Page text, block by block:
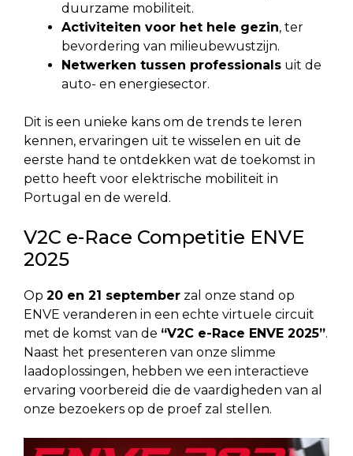
duurzame mobiliteit.
Activiteiten voor het hele gezin, ter
bevordering van milieubewustzijn.
Netwerken tussen professionals uit de
auto- en energiesector.
Dit is een unieke kans om de trends te leren
kennen, ervaringen uit te wisselen en uit de
eerste hand te ontdekken wat de toekomst in
petto heeft voor elektrische mobiliteit in
Portugal en de wereld.
V2C e-Race Competitie ENVE
2025
Op 20 en 21 september zal onze stand op
ENVE veranderen in een echte virtuele circuit
met de komst van de “V2C e-Race ENVE 2025”.
Naast het presenteren van onze slimme
laadoplossingen, hebben we een interactieve
ervaring voorbereid die de vaardigheden van al
onze bezoekers op de proef zal stellen.